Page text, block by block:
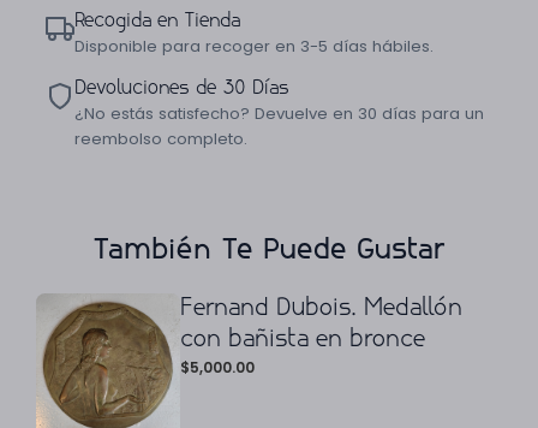
Recogida en Tienda
Disponible para recoger en 3-5 días hábiles.
Devoluciones de 30 Días
¿No estás satisfecho? Devuelve en 30 días para un
reembolso completo.
También Te Puede Gustar
Fernand Dubois. Medallón
con bañista en bronce
$5,000.00